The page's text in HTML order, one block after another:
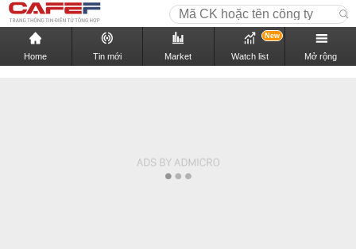
Home Tin mới Market Watch list
New
Mở rộng